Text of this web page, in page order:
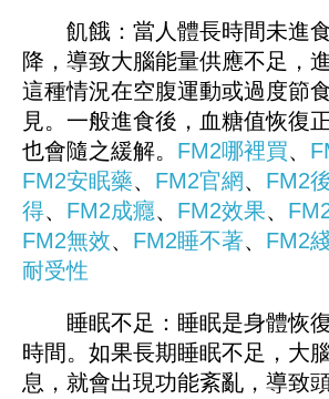
飢餓：當人體長時間未進食
降，導致大腦能量供應不足，
這種情況在空腹運動或過度節
見。一般進食後，血糖值恢復
也會隨之緩解。 FM2哪裡買、
FM2安眠藥、 FM2官網、 FM2
得、 FM2成癮、 FM2效果、
FM2無效、 FM2睡不著、 FM2
耐受性
睡眠不足：睡眠是身體恢復
時間。如果長期睡眠不足，大
息，就會出現功能紊亂，導致